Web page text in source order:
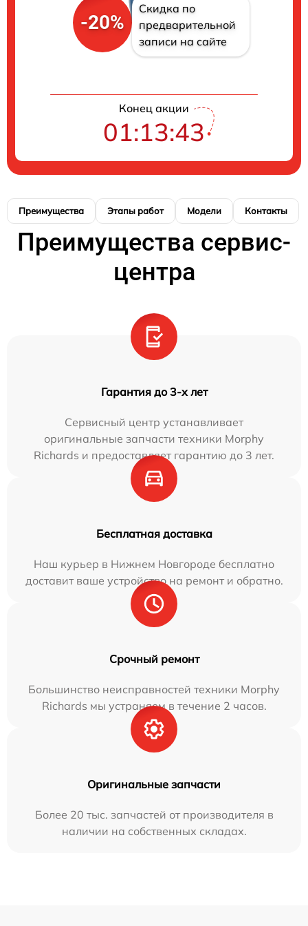
-20%
Скидка по
предварительной
записи на сайте
Конец акции
01:13:42
Преимущества Этапы работ Модели Контакты
Преимущества сервис-
центра
Гарантия до 3-х лет
Сервисный центр устанавливает
оригинальные запчасти техники Morphy
Richards и предоставляет гарантию до 3 лет.
Бесплатная доставка
Наш курьер в Нижнем Новгороде бесплатно
доставит ваше устройство на ремонт и обратно.
Срочный ремонт
Большинство неисправностей техники Morphy
Richards мы устраняем в течение 2 часов.
Оригинальные запчасти
Более 20 тыс. запчастей от производителя в
наличии на собственных складах.